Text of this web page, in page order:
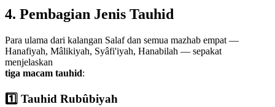
4. Pembagian Jenis Tauhid
Para ulama dari kalangan Salaf dan semua mazhab empat —
Hanafiyah, Mâlikiyah, Syâfi'iyah, Hanabilah — sepakat
menjelaskan
tiga macam tauhid:
1️⃣ Tauhid Rubûbiyah